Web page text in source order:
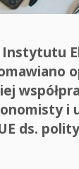
Instytutu
i
ds.